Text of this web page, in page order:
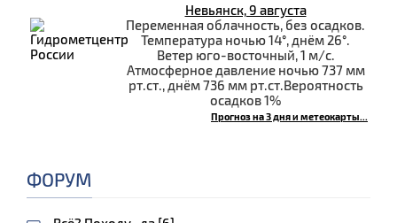
Невьянск, 9 августа
Переменная облачность, без осадков.
Температура ночью 14°, днём 26°.
Ветер юго-восточный, 1 м/с.
Атмосферное давление ночью 737 мм
рт.ст., днём 736 мм рт.ст.Вероятность
осадков 1%
Прогноз на 3 дня и метеокарты...
ФОРУМ